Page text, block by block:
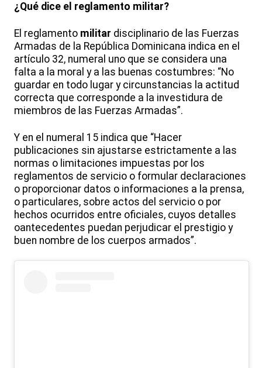
¿Qué dice el reglamento militar?
El reglamento militar disciplinario de las Fuerzas
Armadas de la República Dominicana indica en el
artículo 32, numeral uno que se considera una
falta a la moral y a las buenas costumbres: “No
guardar en todo lugar y circunstancias la actitud
correcta que corresponde a la investidura de
miembros de las Fuerzas Armadas”.
Y en el numeral 15 indica que “Hacer
publicaciones sin ajustarse estrictamente a las
normas o limitaciones impuestas por los
reglamentos de servicio o formular declaraciones
o proporcionar datos o informaciones a la prensa,
o particulares, sobre actos del servicio o por
hechos ocurridos entre oficiales, cuyos detalles
oantecedentes puedan perjudicar el prestigio y
buen nombre de los cuerpos armados”.